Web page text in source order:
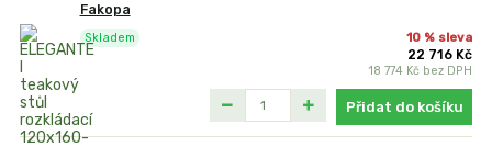
Fakopa
10 % sleva
22 716 Kč
18 774 Kč bez DPH
Skladem
Přidat do košíku